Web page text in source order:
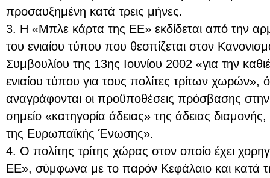
προσαυξημένη κατά τρεις μήνες.
3. Η «Μπλε κάρτα της ΕΕ» εκδίδεται από την
του ενιαίου τύπου που θεσπίζεται στον
Συμβουλίου της 13ης Ιουνίου 2002 «για την
ενιαίου τύπου για τους πολίτες τρίτων χωρών»,
αναγράφονται οι προϋποθέσεις πρόσβασης
σημείο «κατηγορία άδειας» της άδειας
της Ευρωπαϊκής Ένωσης».
4. Ο πολίτης τρίτης χώρας στον οποίο έχει
ΕΕ», σύμφωνα με το παρόν Κεφάλαιο και κατά